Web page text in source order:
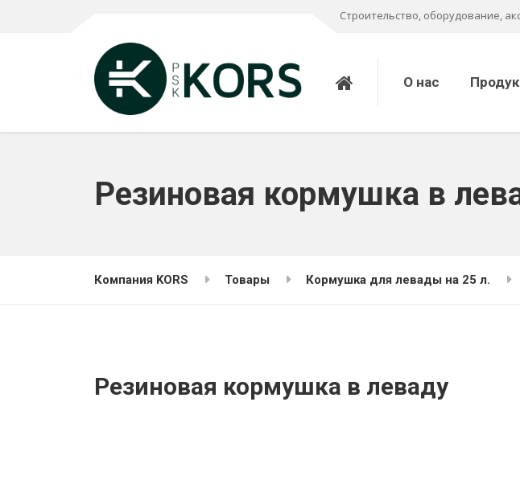
Строительство, оборудование,
О нас
Резиновая кормушка в
Компания KORS Товары Кормушка для левады на 25 л.
Резиновая кормушка в леваду